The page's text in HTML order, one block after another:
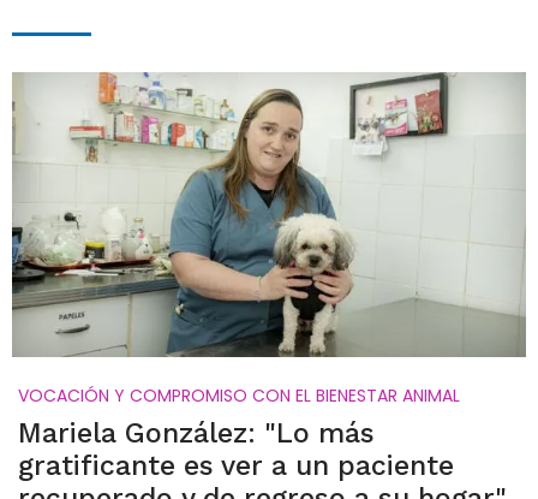
VOCACIÓN Y COMPROMISO CON EL BIENESTAR ANIMAL
Mariela González: "Lo más
gratificante es ver a un paciente